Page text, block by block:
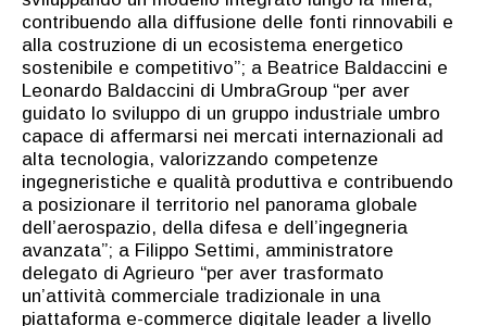
contribuendo alla diffusione delle fonti rinnovabili e
alla costruzione di un ecosistema energetico
sostenibile e competitivo”; a Beatrice Baldaccini e
Leonardo Baldaccini di UmbraGroup “per aver
guidato lo sviluppo di un gruppo industriale umbro
capace di affermarsi nei mercati internazionali ad
alta tecnologia, valorizzando competenze
ingegneristiche e qualità produttiva e contribuendo
a posizionare il territorio nel panorama globale
dell’aerospazio, della difesa e dell’ingegneria
avanzata”; a Filippo Settimi, amministratore
delegato di Agrieuro “per aver trasformato
un’attività commerciale tradizionale in una
piattaforma e-commerce digitale leader a livello